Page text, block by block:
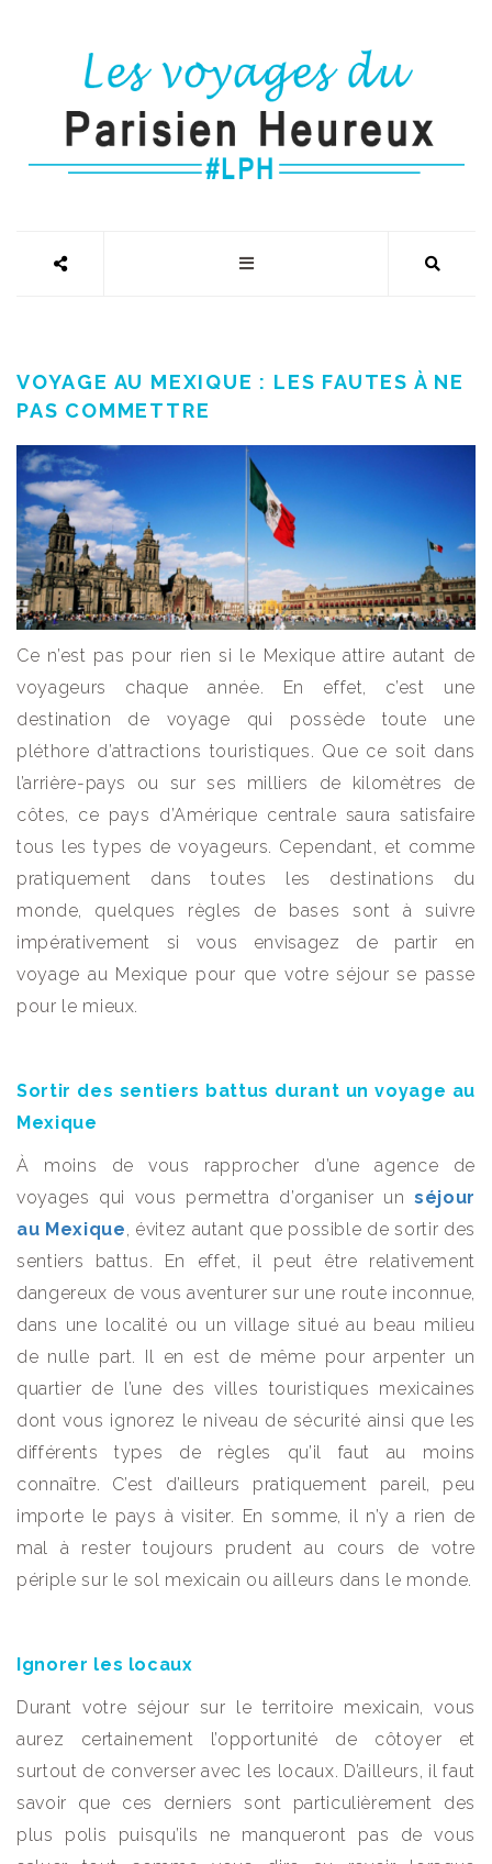
VOYAGE AU MEXIQUE : LES FAUTES À NE
PAS COMMETTRE
Ce n’est pas pour rien si le Mexique attire autant de
voyageurs chaque année. En effet, c’est une
destination de voyage qui possède toute une
pléthore d’attractions touristiques. Que ce soit dans
l’arrière-pays ou sur ses milliers de kilomètres de
côtes, ce pays d’Amérique centrale saura satisfaire
tous les types de voyageurs. Cependant, et comme
pratiquement dans toutes les destinations du
monde, quelques règles de bases sont à suivre
impérativement si vous envisagez de partir en
voyage au Mexique pour que votre séjour se passe
pour le mieux.
Sortir des sentiers battus durant un voyage au
Mexique
À moins de vous rapprocher d’une agence de
voyages qui vous permettra d’organiser unséjour
au Mexique , évitez autant que possible de sortir des
sentiers battus. En effet, il peut être relativement
dangereux de vous aventurer sur une route inconnue,
dans une localité ou un village situé au beau milieu
de nulle part. Il en est de même pour arpenter un
quartier de l’une des villes touristiques mexicaines
dont vous ignorez le niveau de sécurité ainsi que les
différents types de règles qu’il faut au moins
connaître. C’est d’ailleurs pratiquement pareil, peu
importe le pays à visiter. En somme, il n’y a rien de
mal à rester toujours prudent au cours de votre
périple sur le sol mexicain ou ailleurs dans le monde.
Ignorer les locaux
Durant votre séjour sur le territoire mexicain, vous
aurez certainement l’opportunité de côtoyer et
surtout de converser avec les locaux. D’ailleurs, il faut
savoir que ces derniers sont particulièrement des
plus polis puisqu’ils ne manqueront pas de vous